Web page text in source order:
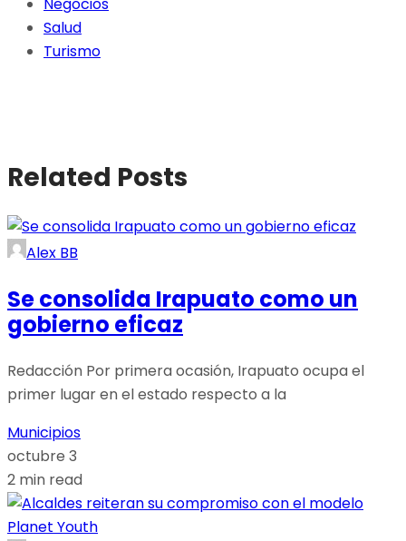
Negocios
Salud
Turismo
Related Posts
Alex BB
Se consolida Irapuato como un
gobierno eficaz
Redacción Por primera ocasión, Irapuato ocupa el
primer lugar en el estado respecto a la
Municipios
octubre 3
2 min read